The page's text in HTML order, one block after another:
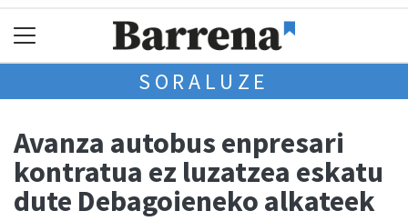
SORALUZE
Avanza autobus enpresari
kontratua ez luzatzea eskatu
dute Debagoieneko alkateek